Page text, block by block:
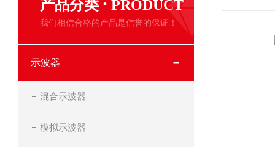
产品分类 PRODUCT
我们相信合格的产品是信誉的保证！
示波器
混合示波器
模拟示波器